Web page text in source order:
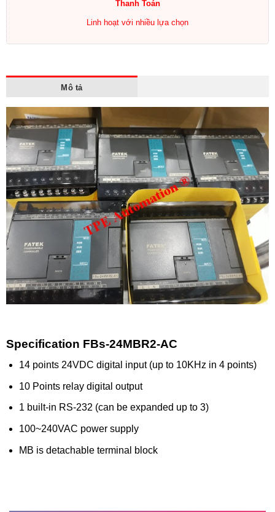
Thanh Toán
Linh hoạt với nhiều lựa chọn
Mô tả
Specification FBs-24MBR2-AC
14 points 24VDC digital input (up to 10KHz in 4 points)
10 Points relay digital output
1 built-in RS-232 (can be expanded up to 3)
100~240VAC power supply
MB is detachable terminal block